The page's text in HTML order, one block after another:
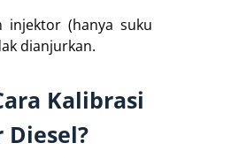
injektor (hanya suku
dianjurkan.
Kalibrasi